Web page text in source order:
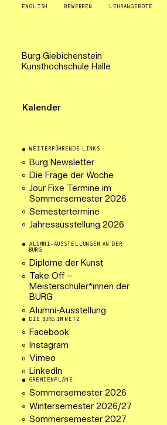
ENGLISH BEWERBEN LEHRANGEBOTE
Burg Giebichenstein
Kunsthochschule Halle
Kalender
WEITERFÜHRENDE LINKS
Burg Newsletter
Die Frage der Woche
Jour Fixe Termine im
Sommersemester 2026
Semestertermine
Jahresausstellung 2026
ALUMNI-AUSSTELLUNGEN AN DER
BURG
Diplome der Kunst
Take Off –
Meisterschüler*innen der
BURG
Alumni-Ausstellung
DIE BURG IM NETZ
Facebook
Instagram
Vimeo
LinkedIn
GREMIENPLÄNE
Sommersemester 2026
Wintersemester 2026/27
Sommersemester 2027